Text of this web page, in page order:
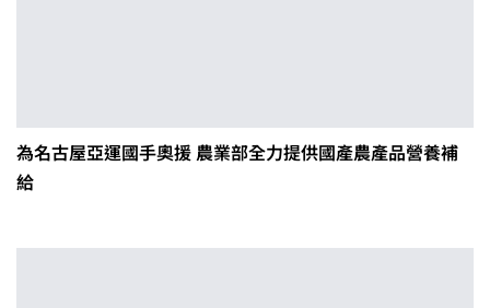
為名古屋亞運國手奧援 農業部全力提供國產農產品營養補
給